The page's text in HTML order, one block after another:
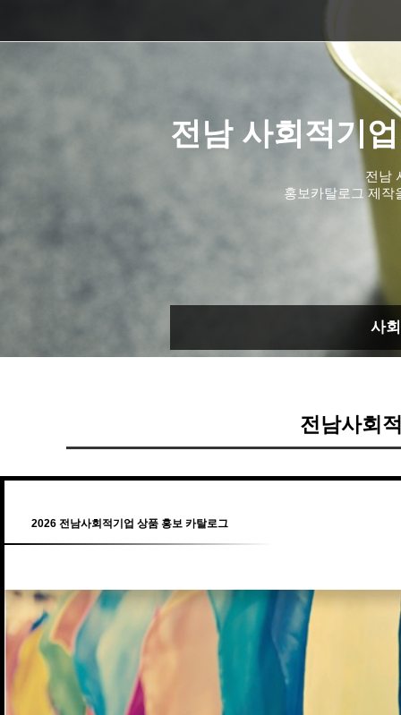
전남 사회적기
전남
홍보카탈로그 제작
사
전남사회
2026 전남사회적기업 상품 홍보 카탈로그